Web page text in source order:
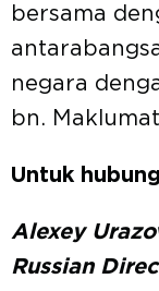
bersama
negara
bn.
Untuk
Alexey
Russian